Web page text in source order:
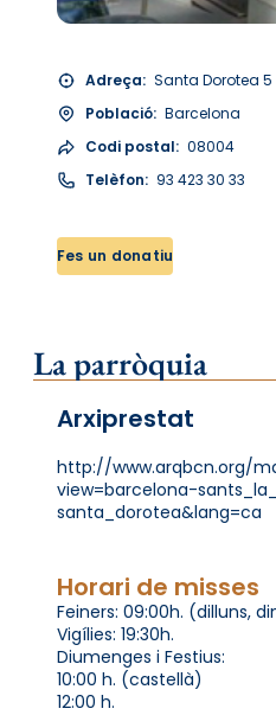
Adreça: Santa Dorotea 5
Població: Barcelona
Codi postal: 08004
Telèfon: 93 423 30 33
Fes un donatiu
La parròquia
Arxiprestat
http://www.arqbcn.org/
view=barcelona-
santa_dorotea&lang=ca
Horari de misses
Feiners: 09:00h. (dilluns,
Vigílies: 19:30h.
Diumenges i Festius:
10:00 h. (castellà)
12:00 h.